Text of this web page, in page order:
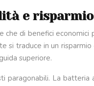
e risparmio
di benefici economici
traduce in un
superiore.
paragonabili. La